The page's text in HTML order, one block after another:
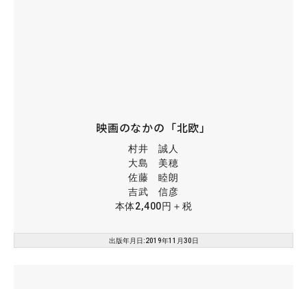
映画のなかの「北欧」
村井 誠人
大島 美穂
佐藤 睦朗
吉武 信彦
本体2,400円＋税
出版年月日:2019年11月30日